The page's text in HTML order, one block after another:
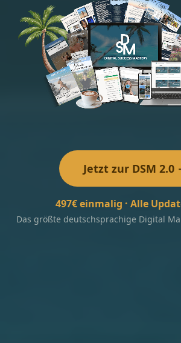
Jetzt zur DSM 2.0
497€ einmalig · Alle
Das größte deutschsprachige Digital